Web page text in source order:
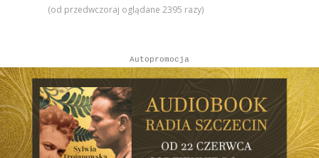
(od przedwczoraj oglądane 2395 razy)
Autopromocja